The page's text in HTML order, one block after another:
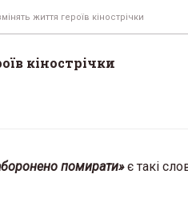
життя героїв кінострічки
кінострічки
помирати» є такі